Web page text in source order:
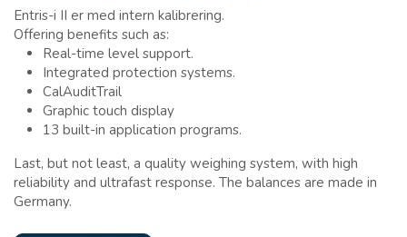
Entris-i II er med intern kalibrering.
Offering benefits such as:
Real-time level support.
Integrated protection systems.
CalAuditTrail
Graphic touch display
13 built-in application programs.
Last, but not least, a quality weighing system, with high
reliability and ultrafast response. The balances are made in
Germany.